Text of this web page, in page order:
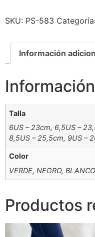
SKU: PS-583
Información
Talla
6US – 23cm, 6,5US –
8,5US – 25,5cm, 9US –
Color
VERDE, NEGRO, BLANCO
Productos